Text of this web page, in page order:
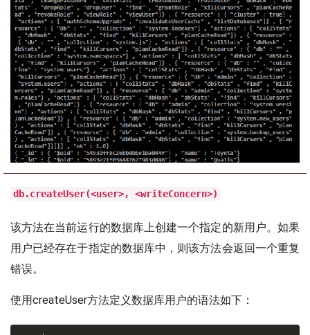
db.createUser(<user>, <writeConcern>)
该方法在当前运行的数据库上创建一个指定的新用户。如果
用户已经存在于指定的数据库中，则该方法会返回一个重复
错误。
使用createUser方法定义数据库用户的语法如下：